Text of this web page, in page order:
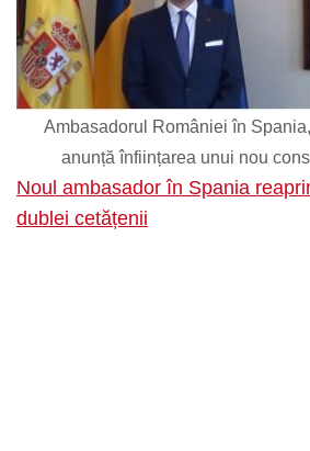
Ambasadorul României în
anunță înființarea unui nou
Noul ambasador în Spania
dublei cetățenii